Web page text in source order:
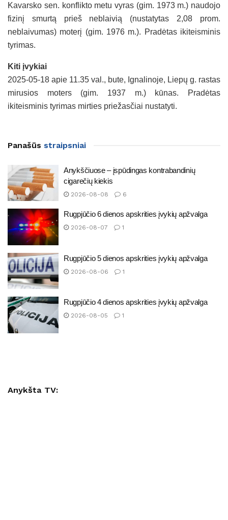
Kavarsko sen. konflikto metu vyras (gim. 1973 m.) naudojo
fizinį smurtą prieš neblaivią (nustatytas 2,08 prom.
neblaivumas) moterį (gim. 1976 m.). Pradėtas ikiteisminis
tyrimas.
Kiti įvykiai
2025-05-18 apie 11.35 val., bute, Ignalinoje, Liepų g. rastas
mirusios moters (gim. 1937 m.) kūnas. Pradėtas
ikiteisminis tyrimas mirties priežasčiai nustatyti.
Panašūs straipsniai
Anykščiuose – įspūdingas kontrabandinių
cigarečių kiekis
2026-08-08 6
Rugpjūčio 6 dienos apskrities įvykių apžvalga
2026-08-07 1
Rugpjūčio 5 dienos apskrities įvykių apžvalga
2026-08-06 1
Rugpjūčio 4 dienos apskrities įvykių apžvalga
2026-08-05 1
Anykšta TV: